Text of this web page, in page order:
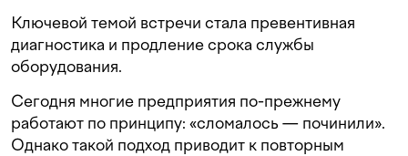
Ключевой темой встречи стала превентивная
диагностика и продление срока службы
оборудования.
Сегодня многие предприятия по-прежнему
работают по принципу: «сломалось — починили».
Однако такой подход приводит к повторным